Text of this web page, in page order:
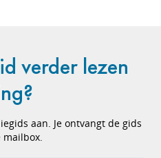
verder lezen
aan. Je ontvangt de gids